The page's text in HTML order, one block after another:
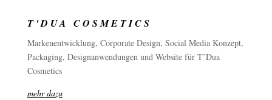
T'DUA COSMETICS
Markenentwicklung, Corporate Design, Social Media Konzept,
Packaging, Designanwendungen und Website für T’Dua
Cosmetics
mehr dazu